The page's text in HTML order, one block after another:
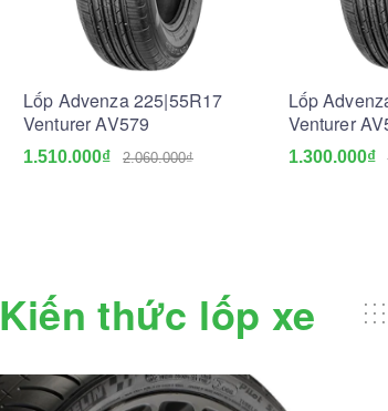
Lốp Advenza 225|55R17
Venturer AV579
1.510.000₫ 2.060.000₫
Lốp
Venturer
1.300.000₫
Kiến thức lốp xe